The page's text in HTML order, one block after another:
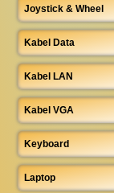
Joystick & Wheel
Kabel Data
Kabel LAN
Kabel VGA
Keyboard
Laptop